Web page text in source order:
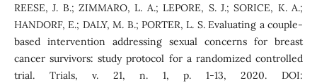
REESE, J. B.; ZIMMARO, L. A.; LEPORE, S. J.; SORICE, K. A.;
HANDORF, E.; DALY, M. B.; PORTER, L. S. Evaluating a couple-
based intervention addressing sexual concerns for breast
cancer survivors: study protocol for a randomized controlled
trial. Trials, v. 21, n. 1, p. 1-13, 2020. DOI: